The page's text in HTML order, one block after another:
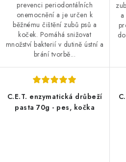
prevenci periodontálních
onemocnění a je určen k
běžnému čištění zubů psů a
koček. Pomáhá snižovat
množství bakterií v dutině ústní a
brání tvorbě...
C.E.T. enzymatická drůbeží
pasta 70g - pes, kočka